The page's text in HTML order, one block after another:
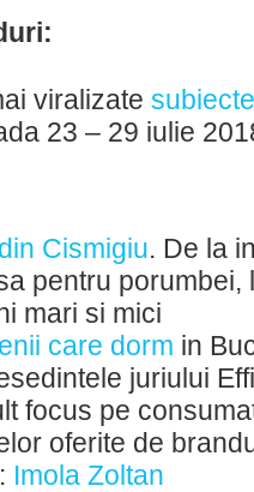
viralizate subiecte
23 – 29 iulie
Cismigiu. De la
pentru porumbei,
mari si mici
care dorm in
juriului
focus pe
oferite de
Imola Zoltan